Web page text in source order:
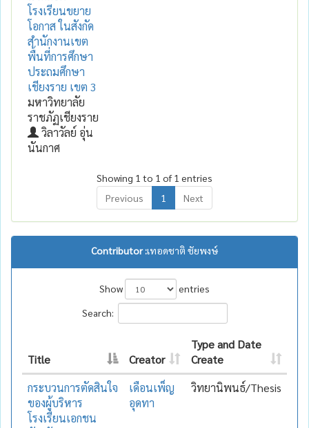
โรงเรียนขยาย
โอกาส ในสังกัด
สำนักงานเขต
พื้นที่การศึกษา
ประถมศึกษา
เชียงราย เขต 3
มหาวิทยาลัย
ราชภัฏเชียงราย
วิลาวัลย์ อุ่น
นันกาศ
Showing 1 to 1 of 1 entries
Previous
1 Next
Contributor :เทอดชาติ ชัยพงษ์
Show
entries
Search:
Title Creator
Type and Date
Create
กระบวนการตัดสินใจ
ของผู้บริหาร
โรงเรียนเอกชน
เดือนเพ็ญ
อุดทา
วิทยานิพนธ์/Thesis